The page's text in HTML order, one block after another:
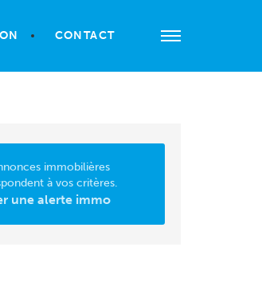
CONTACT
immobilières
à vos critères.
une alerte immo